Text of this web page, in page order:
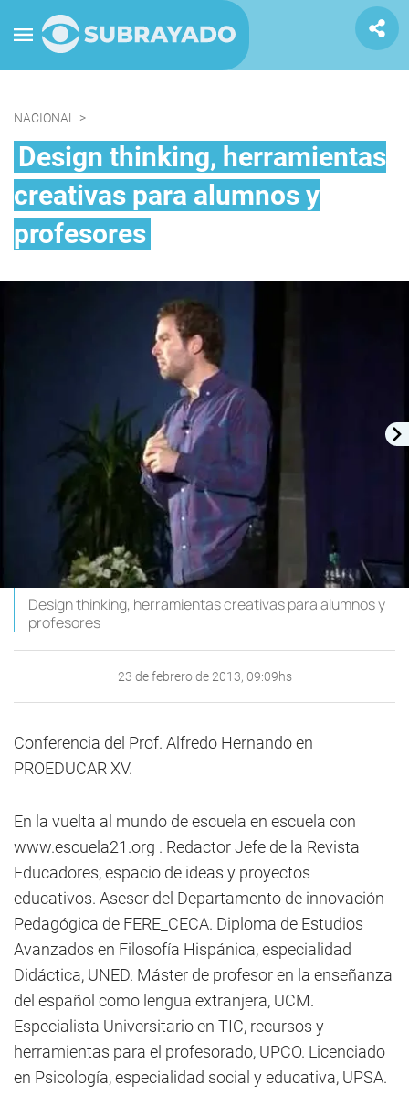
NACIONAL >
Design thinking, herramientas
creativas para alumnos y
profesores
Design thinking, herramientas creativas para alumnos y
profesores
23 de febrero de 2013, 09:09hs
Conferencia del Prof. Alfredo Hernando en
PROEDUCAR XV.
En la vuelta al mundo de escuela en escuela con
www.escuela21.org . Redactor Jefe de la Revista
Educadores, espacio de ideas y proyectos
educativos. Asesor del Departamento de innovación
Pedagógica de FERE_CECA. Diploma de Estudios
Avanzados en Filosofía Hispánica, especialidad
Didáctica, UNED. Máster de profesor en la enseñanza
del español como lengua extranjera, UCM.
Especialista Universitario en TIC, recursos y
herramientas para el profesorado, UPCO. Licenciado
en Psicología, especialidad social y educativa, UPSA.